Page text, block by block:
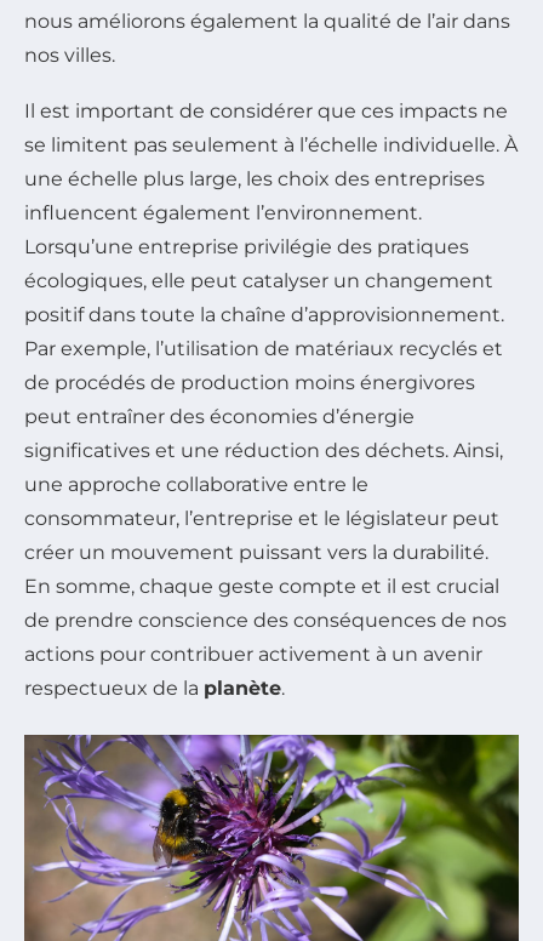
nous améliorons également la qualité de l’air dans
nos villes.
Il est important de considérer que ces impacts ne
se limitent pas seulement à l’échelle individuelle. À
une échelle plus large, les choix des entreprises
influencent également l’environnement.
Lorsqu’une entreprise privilégie des pratiques
écologiques, elle peut catalyser un changement
positif dans toute la chaîne d’approvisionnement.
Par exemple, l’utilisation de matériaux recyclés et
de procédés de production moins énergivores
peut entraîner des économies d’énergie
significatives et une réduction des déchets. Ainsi,
une approche collaborative entre le
consommateur, l’entreprise et le législateur peut
créer un mouvement puissant vers la durabilité.
En somme, chaque geste compte et il est crucial
de prendre conscience des conséquences de nos
actions pour contribuer activement à un avenir
respectueux de la planète.